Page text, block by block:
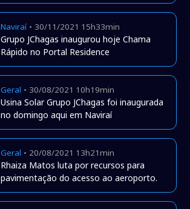
Naviraí- 30/11/2021 15h33min
Grupo JChagas inaugurou hoje Chama
Rápido no Portal Residence
Geral - 30/08/2021 10h19min
Usina Solar Grupo JChagas foi inaugurada
no domingo aqui em Naviraí
Geral - 20/08/2021 13h21min
Rhaiza Matos luta por recursos para
pavimentação do acesso ao aeroporto.